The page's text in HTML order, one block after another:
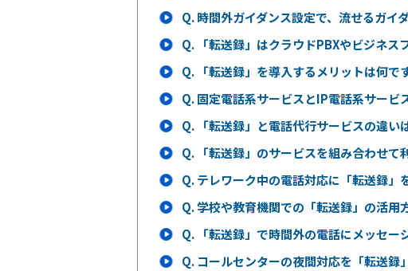
Q.時間外ガイダンス設定で、流せるガイ
Q. 「転送録」はクラウドPBXやビジネス
Q. 「転送録」を導入するメリットは何で
Q.固定電話系サービスとIP電話系サービ
Q. 「転送録」と電話代行サービスの違い
Q. 「転送録」のサービスを組み合わせて
Q.テレワーク中の電話対応に「転送録」
Q.学校や教育機関での「転送録」の活用
Q. 「転送録」で時間外の電話にメッセー
Q. コールセンターの夜間対応を「転送録